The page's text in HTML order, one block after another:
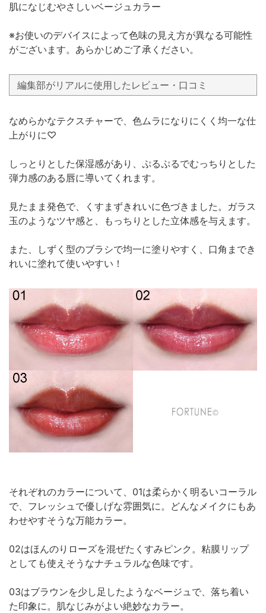
肌になじむやさしいベージュカラー
※お使いのデバイスによって色味の見え方が異なる可能性
がございます。あらかじめご了承ください。
編集部がリアルに使用したレビュー・口コミ
なめらかなテクスチャーで、色ムラになりにくく均一な仕
上がりに♡
しっとりとした保湿感があり、ぷるぷるでむっちりとした
弾力感のある唇に導いてくれます。
見たまま発色で、くすまずきれいに色づきました。ガラス
玉のようなツヤ感と、もっちりとした立体感を与えます。
また、しずく型のブラシで均一に塗りやすく、口角までき
れいに塗れて使いやすい！
それぞれのカラーについて、01は柔らかく明るいコーラル
で、フレッシュで優しげな雰囲気に。どんなメイクにもあ
わせやすそうな万能カラー。
02はほんのりローズを混ぜたくすみピンク。粘膜リップ
としても使えそうなナチュラルな色味です。
03はブラウンを少し足したようなベージュで、落ち着い
た印象に。肌なじみがよい絶妙なカラー。